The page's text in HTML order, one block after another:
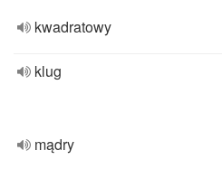
kwadratowy
klug
mądry